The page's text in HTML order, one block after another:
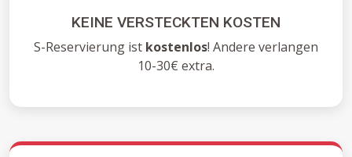
KEINE VERSTECKTEN KOSTEN
S-Reservierung ist kostenlos! Andere verlangen
10-30€ extra.